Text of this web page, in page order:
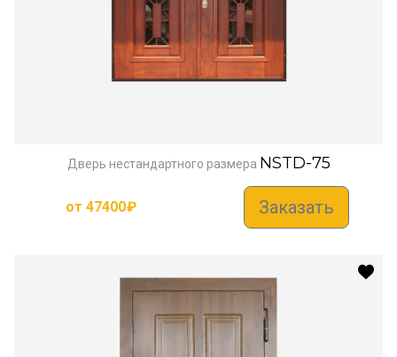
Дверь нестандартного размера NSTD-75
от 47400₽ Заказать